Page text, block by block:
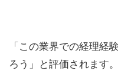
「この業界での経理経
ろう」と評価されます。